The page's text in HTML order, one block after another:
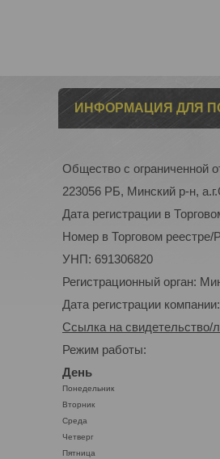
ИНФОРМАЦИЯ ДЛЯ
Общество с ограниченной
223056 РБ, Минский р-н,
Дата регистрации в
Номер в Торговом
УНП: 691306820
Регистрационный орган:
Дата регистрации
Ссылка на свидетельство/
Режим работы:
День
Понедельник
Вторник
Среда
Четверг
Пятница